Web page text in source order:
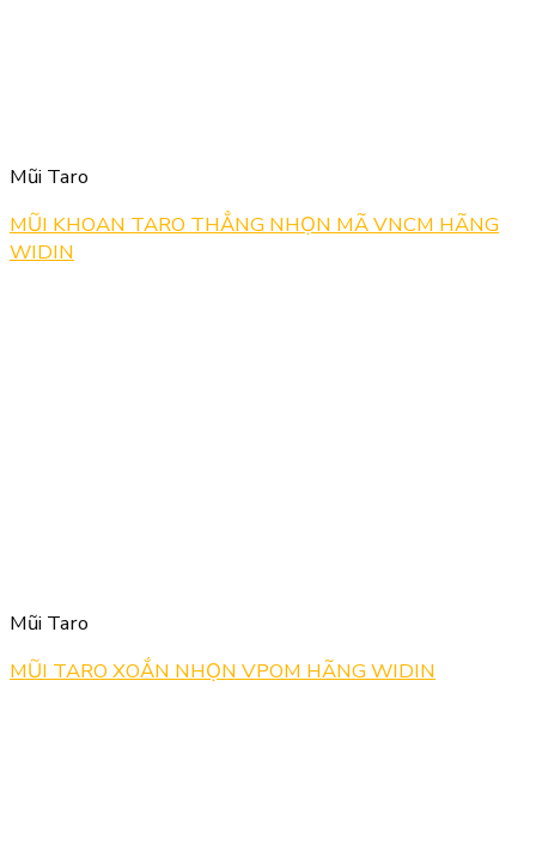
Mũi Taro
MŨI KHOAN TARO THẲNG NHỌN MÃ VNCM HÃNG
WIDIN
Mũi Taro
MŨI TARO XOẮN NHỌN VPOM HÃNG WIDIN